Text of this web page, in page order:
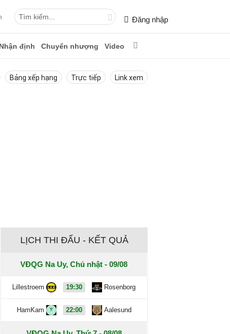
Đăng nhập
Nhận định Chuyển nhượng Video
Bảng xếp hạng Trực tiếp Link xem
LỊCH THI ĐẤU - KẾT QUẢ
VĐQG Na Uy, Chủ nhật - 09/08
Lillestroem 19:30 Rosenborg
HamKam 22:00 Aalesund